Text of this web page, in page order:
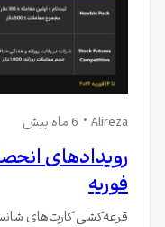
Alireza 6 ماه پیش
رویدادهای
فوریه